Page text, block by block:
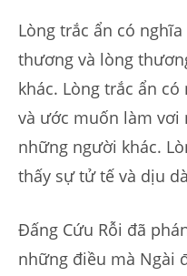
Lòng trắc ẩn có
thương và lòng
khác. Lòng trắc ẩn
và ước muốn làm vơi
những người khác.
thấy sự tử tế và dịu
Đấng Cứu Rỗi đã
những điều mà Ngài